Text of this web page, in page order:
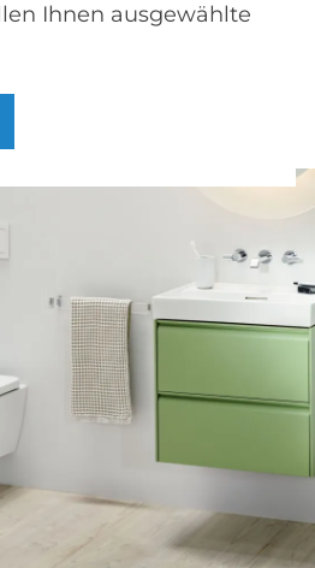
Ihnen ausgewählte